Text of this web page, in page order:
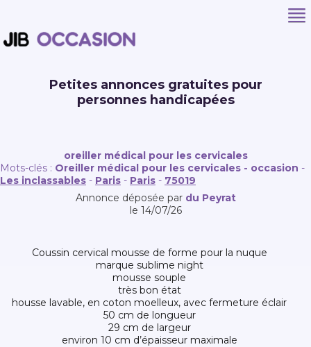
Petites annonces gratuites pour
personnes handicapées
oreiller médical pour les cervicales
Mots-clés : Oreiller médical pour les cervicales - occasion -
Les inclassables - Paris - Paris - 75019
Annonce déposée par du Peyrat
le 14/07/26
coussin cervical mousse de forme pour la nuque
marque sublime night
mousse souple
très bon état
housse lavable, en coton moelleux, avec fermeture éclair
50 cm de longueur
29 cm de largeur
environ 10 cm d’épaisseur maximale